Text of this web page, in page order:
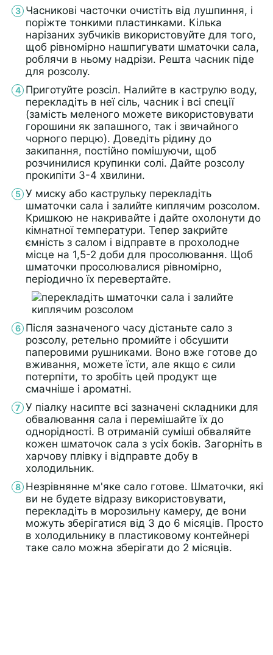
Часникові часточки очистіть від лушпиння, і
поріжте тонкими пластинками. Кілька
нарізаних зубчиків використовуйте для того,
щоб рівномірно нашпигувати шматочки сала,
роблячи в ньому надрізи. Решта часник піде
для розсолу.
Приготуйте розсіл. Налийте в каструлю воду,
перекладіть в неї сіль, часник і всі спеції
(замість меленого можете використовувати
горошини як запашного, так і звичайного
чорного перцю). Доведіть рідину до
закипання, постійно помішуючи, щоб
розчинилися крупинки солі. Дайте розсолу
прокипіти 3-4 хвилини.
У миску або каструльку перекладіть
шматочки сала і залийте киплячим розсолом.
Кришкою не накривайте і дайте охолонути до
кімнатної температури. Тепер закрийте
ємність з салом і відправте в прохолодне
місце на 1,5-2 доби для просолювання. Щоб
шматочки просолювалися рівномірно,
періодично їх перевертайте.
Після зазначеного часу дістаньте сало з
розсолу, ретельно промийте і обсушити
паперовими рушниками. Воно вже готове до
вживання, можете їсти, але якщо є сили
потерпіти, то зробіть цей продукт ще
смачніше і ароматні.
У піалку насипте всі зазначені складники для
обвалювання сала і перемішайте їх до
однорідності. В отриманій суміші обваляйте
кожен шматочок сала з усіх боків. Загорніть в
харчову плівку і відправте добу в
холодильник.
Незрівнянне м'яке сало готове. Шматочки, які
ви не будете відразу використовувати,
перекладіть в морозильну камеру, де вони
можуть зберігатися від 3 до 6 місяців. Просто
в холодильнику в пластиковому контейнері
таке сало можна зберігати до 2 місяців.